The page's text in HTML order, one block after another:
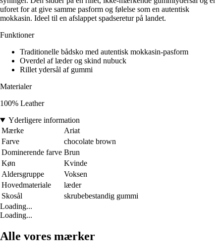
uforet for at give samme pasform og følelse som en autentisk
mokkasin. Ideel til en afslappet spadseretur på landet.
Funktioner
Traditionelle bådsko med autentisk mokkasin-pasform
Overdel af læder og skind nubuck
Rillet ydersål af gummi
Materialer
100% Leather
Yderligere information
Mærke
Ariat
Farve
chocolate brown
Dominerende farve Brun
Køn
Kvinde
Aldersgruppe
Voksen
Hovedmateriale
læder
Skosål
skrubebestandig gummi
Loading...
Loading...
Alle vores mærker